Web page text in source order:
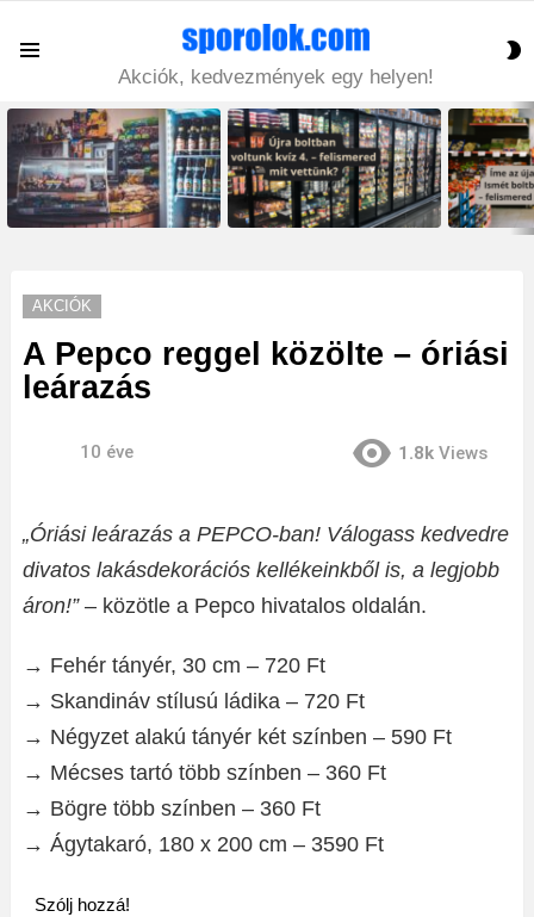
Akciók, kedvezmények egy helyen!
LATEST
STORIES
AKCIÓK
A Pepco reggel közölte – óriási
leárazás
10 éve 1.8k Views
„Óriási leárazás a PEPCO-ban! Válogass kedvedre
divatos lakásdekorációs kellékeinkből is, a legjobb
áron!”– közötle a Pepco hivatalos oldalán.
→ Fehér tányér, 30 cm – 720 Ft
→ Skandináv stílusú ládika – 720 Ft
→ Négyzet alakú tányér két színben – 590 Ft
→ Mécses tartó több színben – 360 Ft
→ Bögre több színben – 360 Ft
→ Ágytakaró, 180 x 200 cm – 3590 Ft
Szólj hozzá!